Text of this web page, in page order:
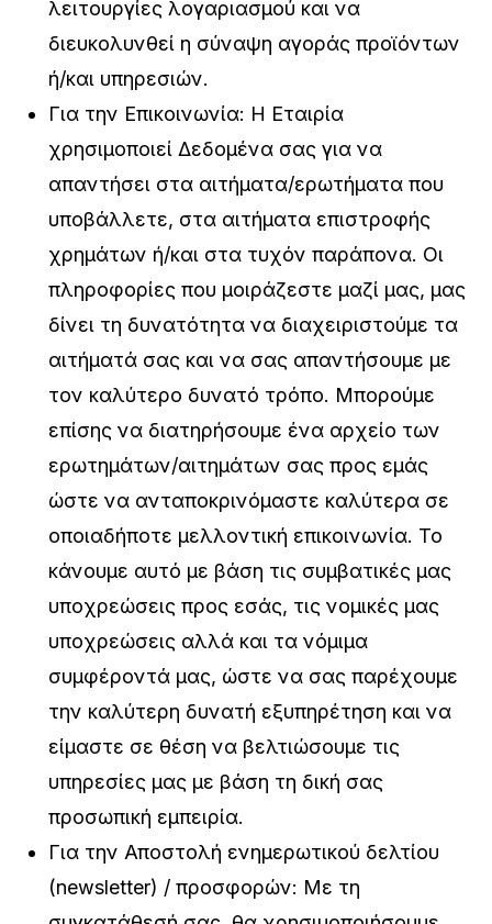
λειτουργίες λογαριασμού και να
διευκολυνθεί η σύναψη αγοράς προϊόντων
ή/και υπηρεσιών.
Για την Επικοινωνία: Η Εταιρία
χρησιμοποιεί Δεδομένα σας για να
απαντήσει στα αιτήματα/ερωτήματα που
υποβάλλετε, στα αιτήματα επιστροφής
χρημάτων ή/και στα τυχόν παράπονα. Οι
πληροφορίες που μοιράζεστε μαζί μας, μας
δίνει τη δυνατότητα να διαχειριστούμε τα
αιτήματά σας και να σας απαντήσουμε με
τον καλύτερο δυνατό τρόπο. Μπορούμε
επίσης να διατηρήσουμε ένα αρχείο των
ερωτημάτων/αιτημάτων σας προς εμάς
ώστε να ανταποκρινόμαστε καλύτερα σε
οποιαδήποτε μελλοντική επικοινωνία. Το
κάνουμε αυτό με βάση τις συμβατικές μας
υποχρεώσεις προς εσάς, τις νομικές μας
υποχρεώσεις αλλά και τα νόμιμα
συμφέροντά μας, ώστε να σας παρέχουμε
την καλύτερη δυνατή εξυπηρέτηση και να
είμαστε σε θέση να βελτιώσουμε τις
υπηρεσίες μας με βάση τη δική σας
προσωπική εμπειρία.
Για την Αποστολή ενημερωτικού δελτίου
(newsletter) / προσφορών: Με τη